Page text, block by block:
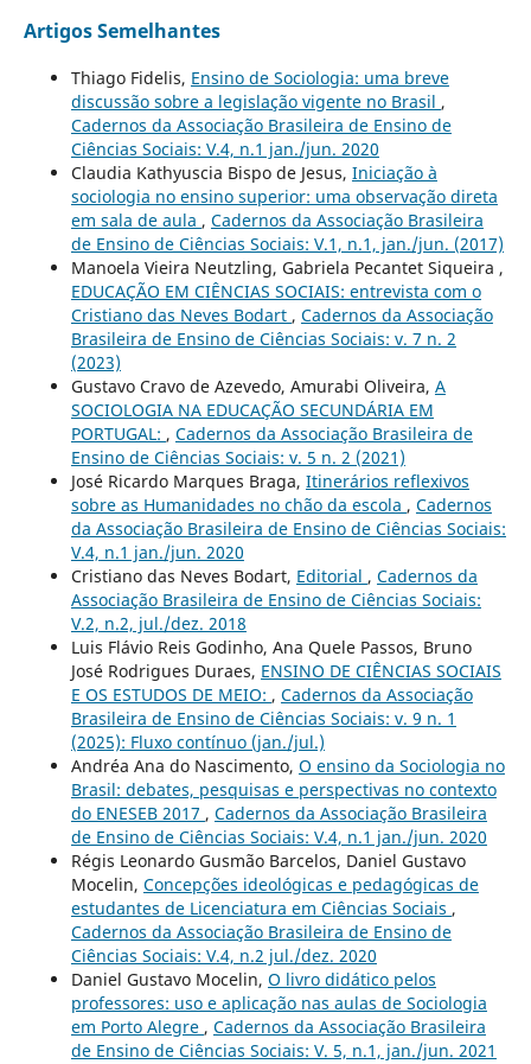
Artigos Semelhantes
Thiago Fidelis, Ensino de Sociologia: uma breve
discussão sobre a legislação vigente no Brasil ,
Cadernos da Associação Brasileira de Ensino de
Ciências Sociais: V.4, n.1 jan./jun. 2020
Claudia Kathyuscia Bispo de Jesus, Iniciação à
sociologia no ensino superior: uma observação direta
em sala de aula , Cadernos da Associação Brasileira
de Ensino de Ciências Sociais: V.1, n.1, jan./jun. (2017)
Manoela Vieira Neutzling, Gabriela Pecantet Siqueira ,
EDUCAÇÃO EM CIÊNCIAS SOCIAIS: entrevista com o
Cristiano das Neves Bodart , Cadernos da Associação
Brasileira de Ensino de Ciências Sociais: v. 7 n. 2
(2023)
Gustavo Cravo de Azevedo, Amurabi Oliveira, A
SOCIOLOGIA NA EDUCAÇÃO SECUNDÁRIA EM
PORTUGAL: , Cadernos da Associação Brasileira de
Ensino de Ciências Sociais: v. 5 n. 2 (2021)
José Ricardo Marques Braga, Itinerários reflexivos
sobre as Humanidades no chão da escola , Cadernos
da Associação Brasileira de Ensino de Ciências Sociais:
V.4, n.1 jan./jun. 2020
Cristiano das Neves Bodart, Editorial , Cadernos da
Associação Brasileira de Ensino de Ciências Sociais:
V.2, n.2, jul./dez. 2018
Luis Flávio Reis Godinho, Ana Quele Passos, Bruno
José Rodrigues Duraes, ENSINO DE CIÊNCIAS SOCIAIS
E OS ESTUDOS DE MEIO: , Cadernos da Associação
Brasileira de Ensino de Ciências Sociais: v. 9 n. 1
(2025): Fluxo contínuo (jan./jul.)
Andréa Ana do Nascimento, O ensino da Sociologia no
Brasil: debates, pesquisas e perspectivas no contexto
do ENESEB 2017 , Cadernos da Associação Brasileira
de Ensino de Ciências Sociais: V.4, n.1 jan./jun. 2020
Régis Leonardo Gusmão Barcelos, Daniel Gustavo
Mocelin, Concepções ideológicas e pedagógicas de
estudantes de Licenciatura em Ciências Sociais ,
Cadernos da Associação Brasileira de Ensino de
Ciências Sociais: V.4, n.2 jul./dez. 2020
Daniel Gustavo Mocelin, O livro didático pelos
professores: uso e aplicação nas aulas de Sociologia
em Porto Alegre , Cadernos da Associação Brasileira
de Ensino de Ciências Sociais: V. 5, n.1, jan./jun. 2021